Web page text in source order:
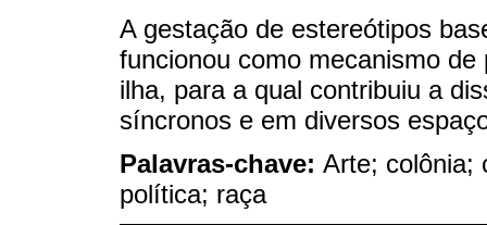
A gestação de estereótipos
funcionou como mecanismo
ilha, para a qual contribuiu a
síncronos e em diversos
Palavras-chave: Arte; colônia;
política; raça